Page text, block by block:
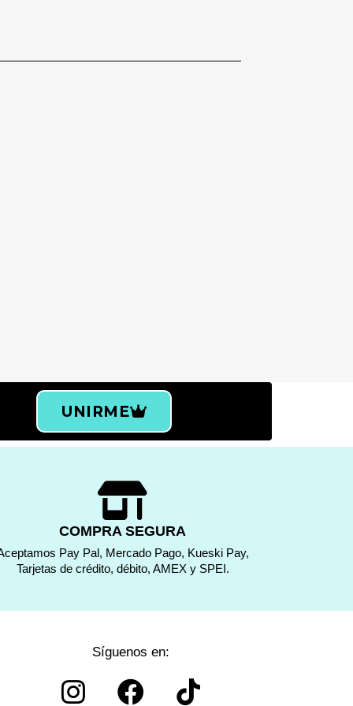
UNIRME
COMPRA SEGURA
Pay Pal, Mercado Pago, Kueski Pay,
Tarjetas de crédito, débito, AMEX y SPEI.
Síguenos en: